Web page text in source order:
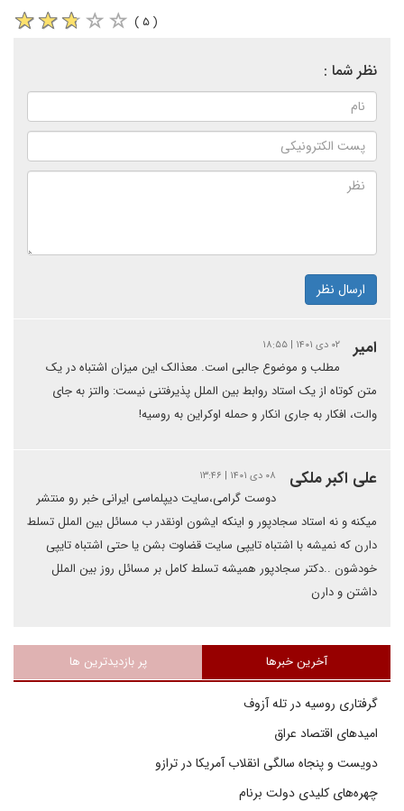
( ۵ )
نظر شما :
ارسال نظر
امیر ۰۲ دی ۱۴۰۱ | ۱۸:۵۵
مطلب و موضوع جالبی است. معذالک این میزان اشتباه در یک
متن کوتاه از یک استاد روابط بین الملل پذیرفتنی نیست: والتز به جای
والت، افکار به جاری انکار و حمله اوکراین به روسیه!
علی اکبر ملکی ۰۸ دی ۱۴۰۱ | ۱۳:۴۶
دوست گرامی،سایت دیپلماسی ایرانی خبر رو منتشر
میکنه و نه استاد سجادپور و اینکه ایشون اونقدر ب مسائل بین الملل تسلط
دارن که نمیشه با اشتباه تایپی سایت قضاوت بشن یا حتی اشتباه تایپی
خودشون ..دکتر سجادپور همیشه تسلط کامل بر مسائل روز بین الملل
داشتن و دارن
آخرین خبرها پر بازدیدترین ها
گرفتاری روسیه در تله آزوف
امیدهای اقتصاد عراق
دویست و پنجاه سالگی انقلاب آمریکا در ترازو
چهره‌های کلیدی دولت برنام